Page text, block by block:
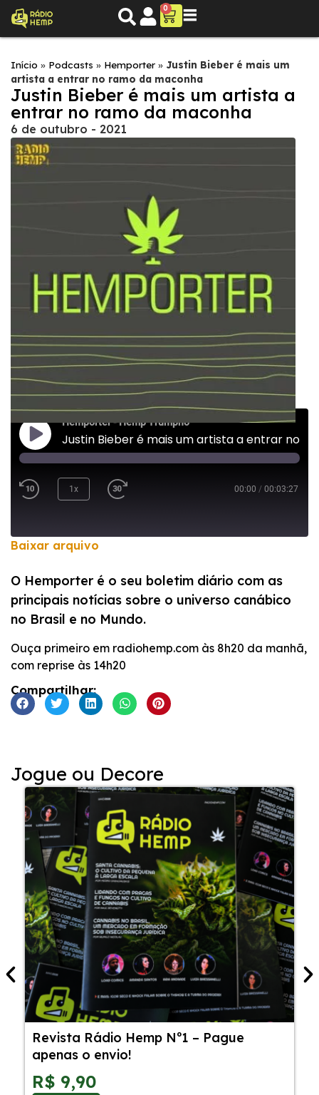
0
Início » Podcasts » Hemporter » Justin Bieber é mais um
artista a entrar no ramo da maconha
Justin Bieber é mais um artista a
entrar no ramo da maconha
6 de outubro - 2021
Hemporter - Hemp Trumpho
1x 00:00 / 00:03:27
FEED RSS
LINK
Baixar arquivo
O Hemporter é o seu boletim diário com as
principais notícias sobre o universo canábico
no Brasil e no Mundo.
Ouça primeiro em radiohemp.com às 8h20 da manhã,
com reprise às 14h20
Compartilhar:
Jogue ou Decore
Revista Rádio Hemp Nº1 – Pague
apenas o envio!
R$ 9,90